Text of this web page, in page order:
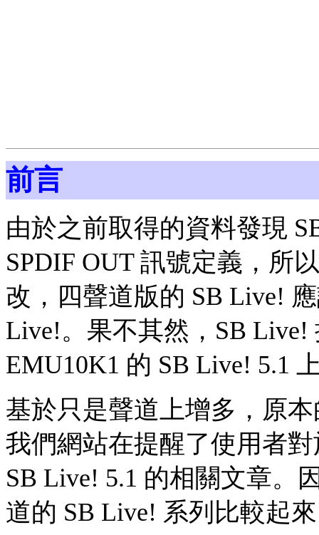
前言
由於之前取得的資料發現
SPDIF OUT 訊號定義，所
改，四聲道版的 SB Live!
Live!。果不其然，SB
EMU10K1 的 SB Live! 5.1
基於只是聲道上增多，原
我們網站在提醒了使用者
SB Live! 5.1 的相關文章。
道的 SB Live! 系列比較起